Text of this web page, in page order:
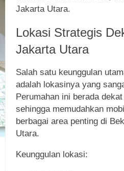
Jakarta Utara.
Lokasi Strategis
Jakarta Utara
Salah satu keunggulan
adalah lokasinya yang
Perumahan ini berada
sehingga memudahkan
berbagai area penting di
Utara.
Keunggulan lokasi: